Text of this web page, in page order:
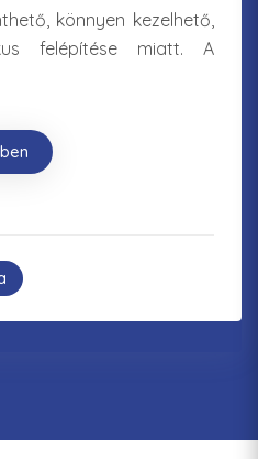
könnyen kezelhető,
felépítése miatt. A